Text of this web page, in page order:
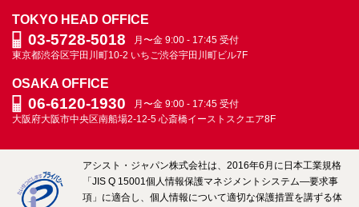
グ
ARCHIVE
TOKYO HEAD OFFICE
03-5728-5018
月〜金 9:00 - 17:45 受付
東京都渋谷区宇田川町10-2 いちご渋谷宇田川町ビル7F
OSAKA OFFICE
06-6120-1930
月〜金 9:00 - 17:45 受付
大阪府大阪市中央区南船場2-12-5 心斎橋イーストスクエア8F
アシスト・ジャパン株式会社は、2016年6月に日本工業規格
「JIS Q 15001個人情報保護マネジメントシステム―要求事
項」に適合し、個人情報について適切な保護措置を講ずる体